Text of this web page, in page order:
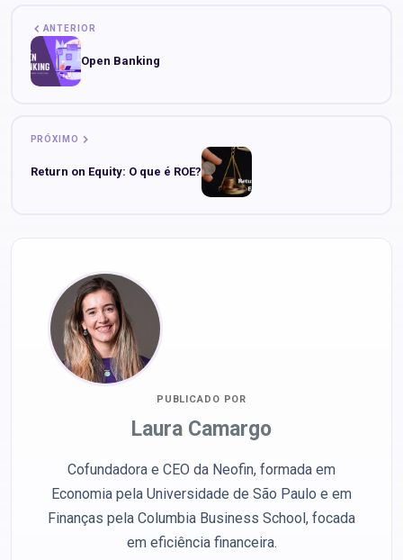
ANTERIOR
Open Banking
PRÓXIMO
Return on Equity: O que é ROE?
PUBLICADO POR
Laura Camargo
Cofundadora e CEO da Neofin, formada em
Economia pela Universidade de São Paulo e em
Finanças pela Columbia Business School, focada
em eficiência financeira.